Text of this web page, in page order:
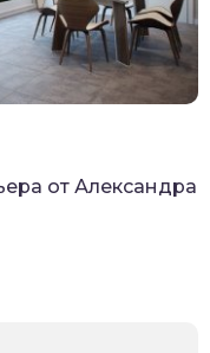
от Александра